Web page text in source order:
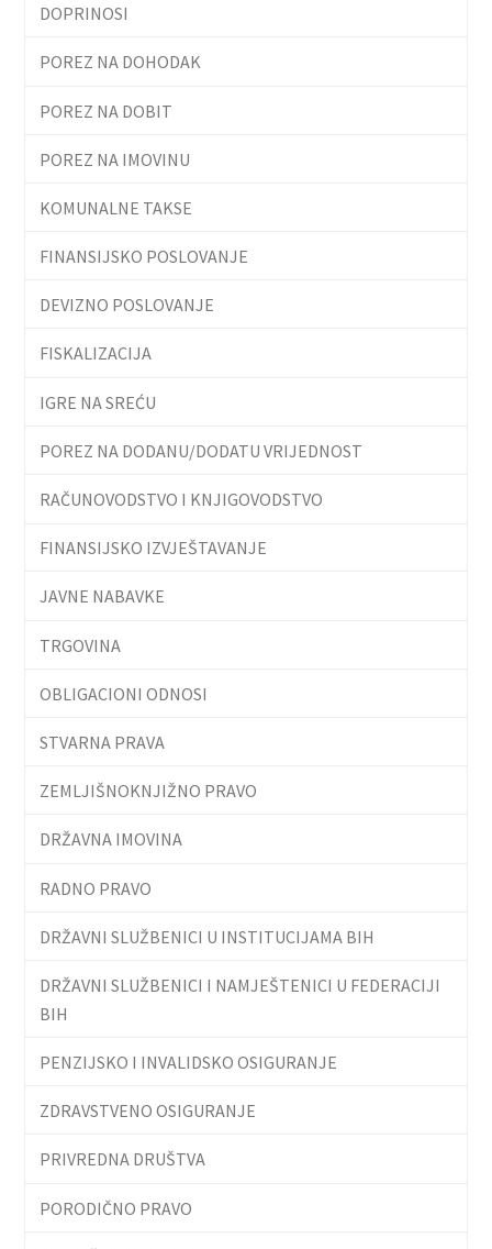
DOPRINOSI
POREZ NA DOHODAK
POREZ NA DOBIT
POREZ NA IMOVINU
KOMUNALNE TAKSE
FINANSIJSKO POSLOVANJE
DEVIZNO POSLOVANJE
FISKALIZACIJA
IGRE NA SREĆU
POREZ NA DODANU/DODATU VRIJEDNOST
RAČUNOVODSTVO I KNJIGOVODSTVO
FINANSIJSKO IZVJEŠTAVANJE
JAVNE NABAVKE
TRGOVINA
OBLIGACIONI ODNOSI
STVARNA PRAVA
ZEMLJIŠNOKNJIŽNO PRAVO
DRŽAVNA IMOVINA
RADNO PRAVO
DRŽAVNI SLUŽBENICI U INSTITUCIJAMA BIH
DRŽAVNI SLUŽBENICI I NAMJEŠTENICI U FEDERACIJI
BIH
PENZIJSKO I INVALIDSKO OSIGURANJE
ZDRAVSTVENO OSIGURANJE
PRIVREDNA DRUŠTVA
PORODIČNO PRAVO